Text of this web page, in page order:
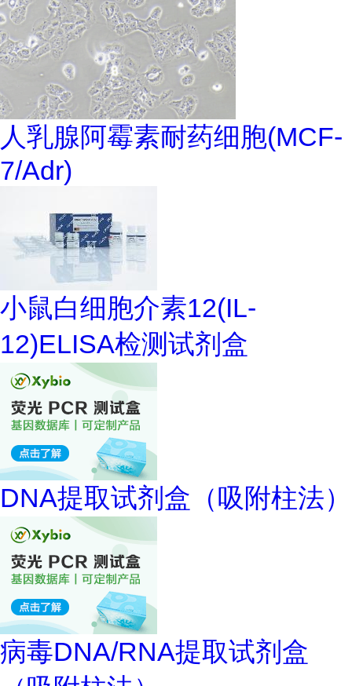
人乳腺阿霉素耐药细胞(MCF-
7/Adr)
小鼠白细胞介素12(IL-
12)ELISA检测试剂盒
DNA提取试剂盒（吸附柱法）
病毒DNA/RNA提取试剂盒